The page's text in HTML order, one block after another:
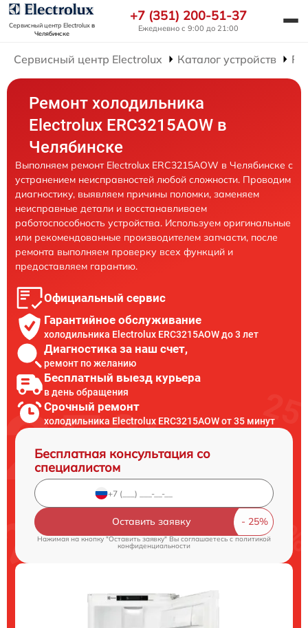
Сервисный центр Electroluxв
Челябинске
+7 (351) 200-51-37
Ежедневно с 9:00 до 21:00
Сервисный центр Electrolux Каталог устройств
Ремонт холодильника
Electrolux ERC3215AOW в
Челябинске
Выполняем ремонт Electrolux ERC3215AOW в Челябинске с
устранением неисправностей любой сложности. Проводим
диагностику, выявляем причины поломки, заменяем
неисправные детали и восстанавливаем
работоспособность устройства. Используем оригинальные
или рекомендованные производителем запчасти, после
ремонта выполняем проверку всех функций и
предоставляем гарантию.
Официальный сервис
Гарантийное обслуживание
холодильника Electrolux ERC3215AOW до 3 лет
Диагностика за наш счет,
ремонт по желанию
Бесплатный выезд курьера
в день обращения
Срочный ремонт
холодильника Electrolux ERC3215AOW от 35 минут
Бесплатная консультация со
специалистом
Оставить заявку
Нажимая на кнопку "Оставить заявку" Вы соглашаетесь c политикой
конфиденциальности